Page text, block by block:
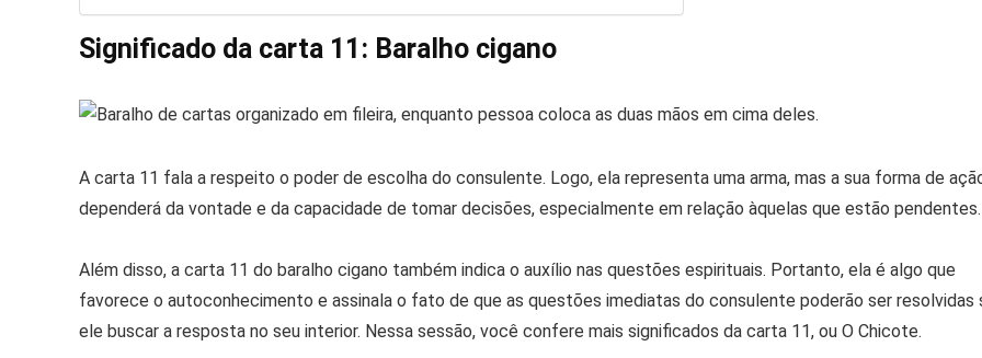
Significado da carta 11: Baralho cigano
A carta 11 fala a respeito o poder de escolha do consulente. Logo, ela representa uma arma, mas a sua forma de
dependerá da vontade e da capacidade de tomar decisões, especialmente em relação àquelas que estão pendentes.
Além disso, a carta 11 do baralho cigano também indica o auxílio nas questões espirituais. Portanto, ela é algo que
favorece o autoconhecimento e assinala o fato de que as questões imediatas do consulente poderão ser resolvidas
ele buscar a resposta no seu interior. Nessa sessão, você confere mais significados da carta 11, ou O Chicote.